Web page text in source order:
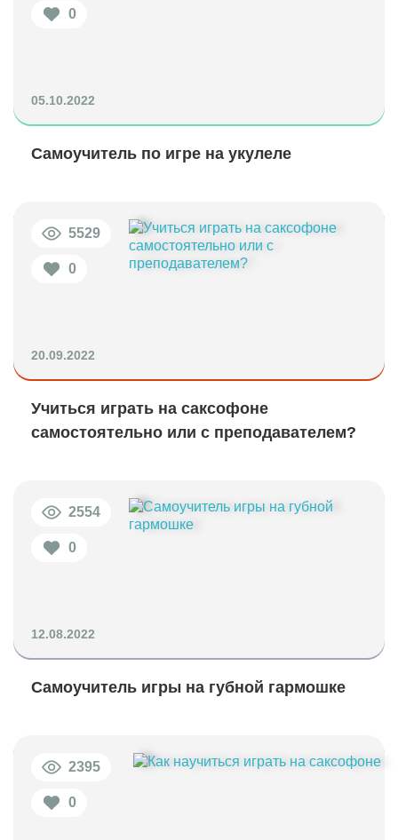
0
05.10.2022
Самоучитель по игре на укулеле
5529
0
20.09.2022
Учиться играть на саксофоне
самостоятельно или с преподавателем?
2554
0
12.08.2022
Самоучитель игры на губной гармошке
2395
0